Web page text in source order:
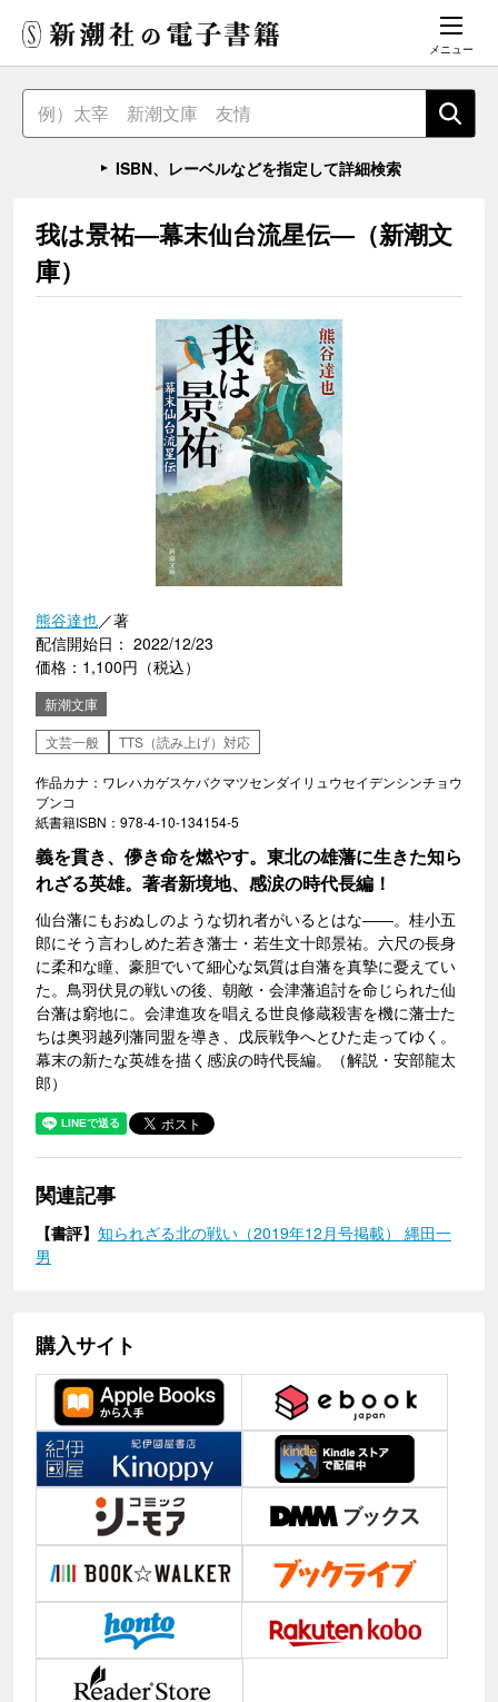
メニュー
ISBN、レーベルなどを指定して詳細検索
我は景祐―幕末仙台流星伝―（新潮文
庫）
熊谷達也／著
配信開始日： 2022/12/23
価格：1,100円（税込）
新潮文庫
文芸一般
TTS（読み上げ）対応
作品カナ：ワレハカゲスケバクマツセンダイリュウセイデンシンチョウ
ブンコ
紙書籍ISBN：978-4-10-134154-5
義を貫き、儚き命を燃やす。東北の雄藩に生きた知ら
れざる英雄。著者新境地、感涙の時代長編！
仙台藩にもおぬしのような切れ者がいるとはな――。桂小五
郎にそう言わしめた若き藩士・若生文十郎景祐。六尺の長身
に柔和な瞳、豪胆でいて細心な気質は自藩を真摯に憂えてい
た。鳥羽伏見の戦いの後、朝敵・会津藩追討を命じられた仙
台藩は窮地に。会津進攻を唱える世良修蔵殺害を機に藩士た
ちは奥羽越列藩同盟を導き、戊辰戦争へとひた走ってゆく。
幕末の新たな英雄を描く感涙の時代長編。（解説・安部龍太
郎）
関連記事
【書評】 知られざる北の戦い（2019年12月号掲載） 縄田一
男
購入サイト